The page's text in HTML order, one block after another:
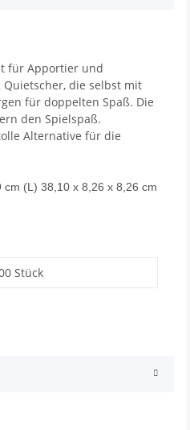
für Apportier und
die selbst mit
für doppelten Spaß. Die
den Spielspaß.
Alternative für die
cm (L) 38,10 x 8,26 x 8,26 cm
Stück